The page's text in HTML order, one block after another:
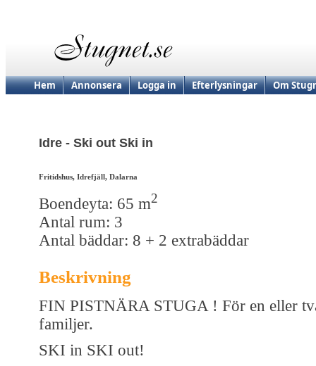
Hem Annonsera Logga in Efterlysningar Om
Idre - Ski out Ski in
Fritidshus, Idrefjäll, Dalarna
Boendeyta: 65 m2
Antal rum: 3
Antal bäddar: 8 + 2 extrabäddar
Beskrivning
FIN PISTNÄRA STUGA ! För en eller
familjer.
SKI in SKI out!